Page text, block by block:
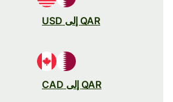
QAR إلى USD
QAR إلى CAD